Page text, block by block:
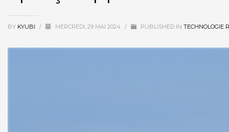
BY KYUBI / MERCREDI, 29 MAI 2024 / PUBLISHED IN TECHNOLOGIE